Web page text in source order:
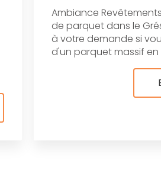
Ambiance
de parquet dans le
à votre demande si
d'un parquet massif en